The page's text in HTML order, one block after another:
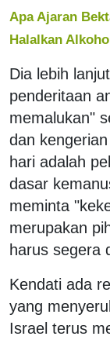
Apa Ajaran
Halalkan
Dia lebih
penderitaan
memalukan"
dan
hari adalah
dasar
meminta
merupakan
harus segera
Kendati ada
yang
Israel terus